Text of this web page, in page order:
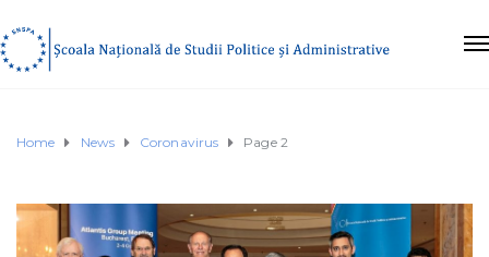
Home News Coronavirus Page 2